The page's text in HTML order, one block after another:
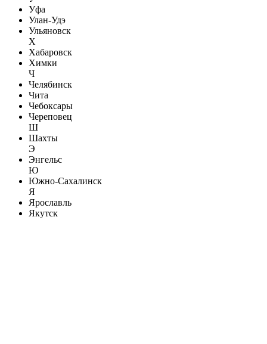
Уфа
Улан-Удэ
Ульяновск
Х
Хабаровск
Химки
Ч
Челябинск
Чита
Чебоксары
Череповец
Ш
Шахты
Э
Энгельс
Ю
Южно-Сахалинск
Я
Ярославль
Якутск